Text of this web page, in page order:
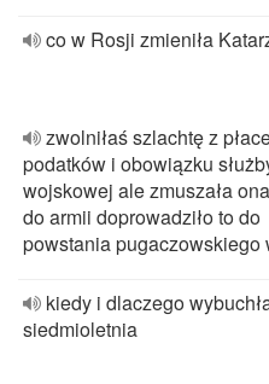
co w Rosji zmieniła
zwolniłaś szlachtę z
podatków i obowiązku
wojskowej ale zmuszała
do armii doprowadziło to do
powstania pugaczowskiego
kiedy i dlaczego
siedmioletnia